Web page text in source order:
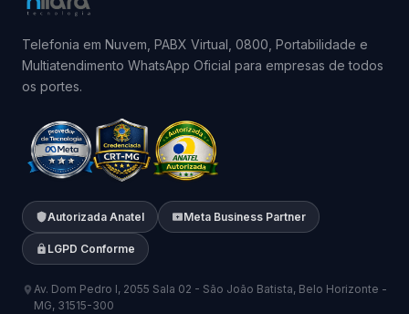
Telefonia em Nuvem, PABX Virtual, 0800, Portabilidade e
Multiatendimento WhatsApp Oficial para empresas de todos
os portes.
Autorizada Anatel Meta Business Partner
LGPD Conforme
Av. Dom Pedro I, 2055 Sala 02 - São João Batista, Belo Horizonte -
MG, 31515-300